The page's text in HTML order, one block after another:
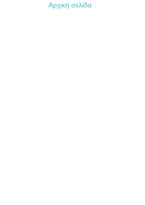
Αρχική σελίδα